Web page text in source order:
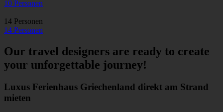
10 Personen
14 Personen
14 Personen
Our travel designers are ready to create
your unforgettable journey!
Luxus Ferienhaus Griechenland direkt am Strand
mieten